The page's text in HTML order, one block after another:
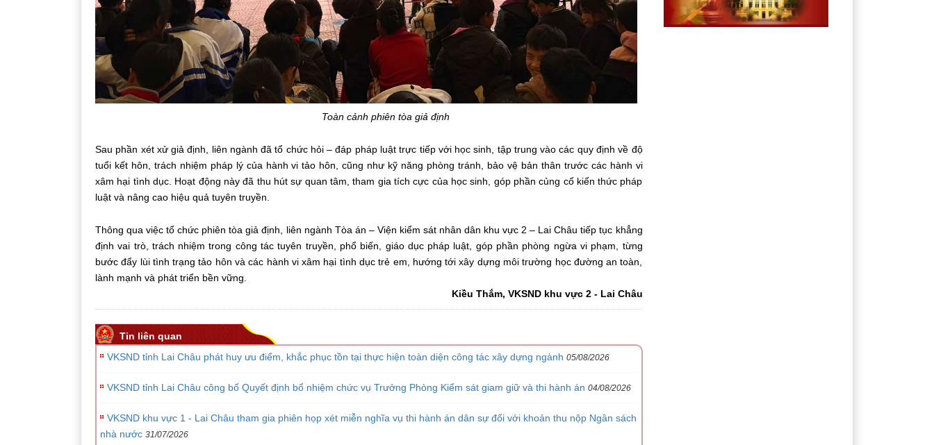
Toàn cảnh phiên tòa giả định
Sau phần xét xử giả định, liên ngành đã tổ chức hỏi – đáp pháp luật trực tiếp với học sinh, tập trung vào các quy định về độ
tuổi kết hôn, trách nhiệm pháp lý của hành vi tảo hôn, cũng như kỹ năng phòng tránh, bảo vệ bản thân trước các hành vi
xâm hại tình dục. Hoạt động này đã thu hút sự quan tâm, tham gia tích cực của học sinh, góp phần củng cố kiến thức pháp
luật và nâng cao hiệu quả tuyên truyền.
Thông qua việc tổ chức phiên tòa giả định, liên ngành Tòa án – Viện kiểm sát nhân dân khu vực 2 – Lai Châu tiếp tục khẳng
định vai trò, trách nhiệm trong công táctuyên truyền, phổ biến, giáo dục pháp luật , góp phần phòng ngừa vi phạm, từng
bước đẩy lùi tình trạng tảo hôn và các hành vi xâm hại tình dục trẻ em, hướng tới xây dựng môi trường học đường an toàn,
lành mạnh và phát triển bền vững.
Kiều Thắm, VKSND khu vực 2 - Lai Châu
Tin liên quan
VKSND tỉnh Lai Châu phát huy ưu điểm, khắc phục tồn tại thực hiện toàn diện công tác xây dựng ngành 05/08/2026
VKSND tỉnh Lai Châu công bố Quyết định bổ nhiệm chức vụ Trưởng Phòng Kiểm sát giam giữ và thi hành án 04/08/2026
VKSND khu vực 1 - Lai Châu tham gia phiên họp xét miễn nghĩa vụ thi hành án dân sự đối với khoản thu nộp Ngân sách
nhà nước 31/07/2026